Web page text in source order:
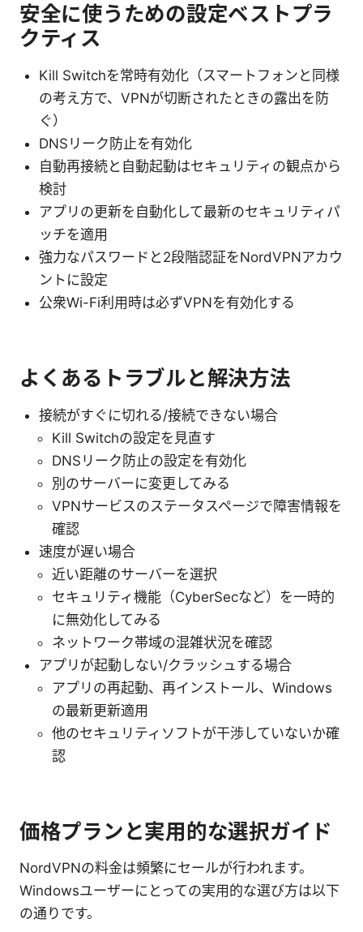
安全に使うための設定ベストプラ
クティス
Kill Switchを常時有効化（スマートフォンと同様
の考え方で、VPNが切断されたときの露出を防
ぐ）
DNSリーク防止を有効化
自動再接続と自動起動はセキュリティの観点から
検討
アプリの更新を自動化して最新のセキュリティパ
ッチを適用
強力なパスワードと2段階認証をNordVPNアカウ
ントに設定
公衆Wi-Fi利用時は必ずVPNを有効化する
よくあるトラブルと解決方法
接続がすぐに切れる/接続できない場合
Kill Switchの設定を見直す
DNSリーク防止の設定を有効化
別のサーバーに変更してみる
VPNサービスのステータスページで障害情報を
確認
速度が遅い場合
近い距離のサーバーを選択
セキュリティ機能（CyberSecなど）を一時的
に無効化してみる
ネットワーク帯域の混雑状況を確認
アプリが起動しない/クラッシュする場合
アプリの再起動、再インストール、Windows
の最新更新適用
他のセキュリティソフトが干渉していないか確
認
価格プランと実用的な選択ガイド
NordVPNの料金は頻繁にセールが行われます。
Windowsユーザーにとっての実用的な選び方は以下
の通りです。